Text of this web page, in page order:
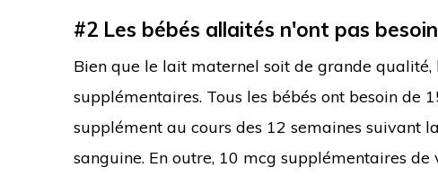
#2 Les bébés allaités n'ont pas
Bien que le lait maternel soit de grande
supplémentaires. Tous les bébés ont besoin
supplément au cours des 12 semaines suivant
sanguine. En outre, 10 mcg supplémentaires